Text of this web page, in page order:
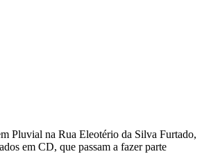
Pluvial na Rua Eleotério da Silva Furtado,
em CD, que passam a fazer parte